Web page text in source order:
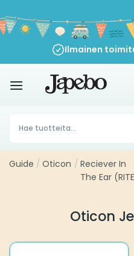
sisältöön
Ilmainen
Products
search
Guide / Oticon / Reciever In
The Ear
Oticon